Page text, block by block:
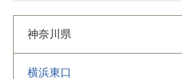
神奈川県
横浜東口